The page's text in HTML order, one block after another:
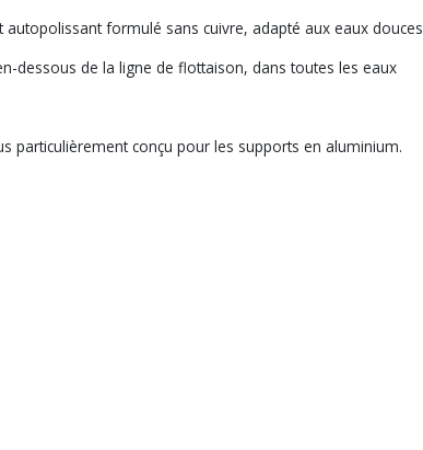
formulé sans cuivre, adapté aux eaux douces
dessous de la ligne de flottaison, dans toutes les eaux
particulièrement conçu pour les supports en aluminium.